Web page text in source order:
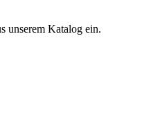
unserem Katalog ein.